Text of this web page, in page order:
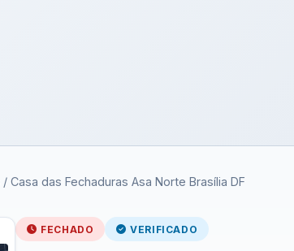
/ Casa das Fechaduras Asa Norte Brasília DF
FECHADO VERIFICADO